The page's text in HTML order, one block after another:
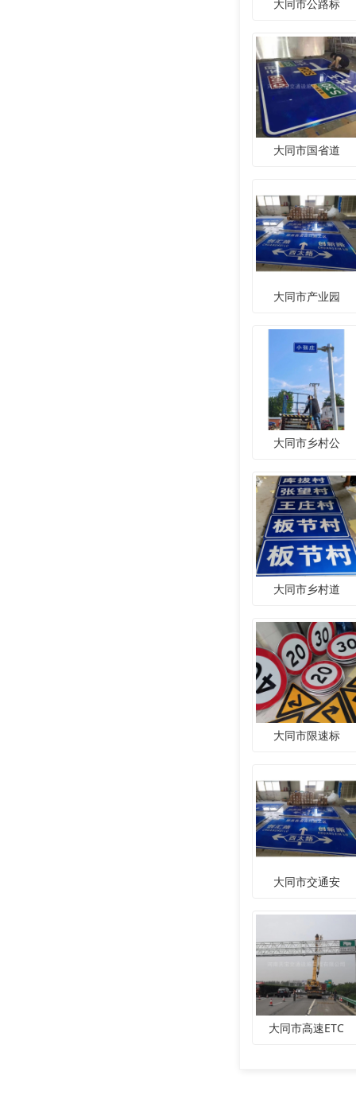
大同市公路标
大同市国省道
大同市产业园
大同市乡村公
大同市乡村道
大同市限速标
大同市交通安
大同市高速ETC